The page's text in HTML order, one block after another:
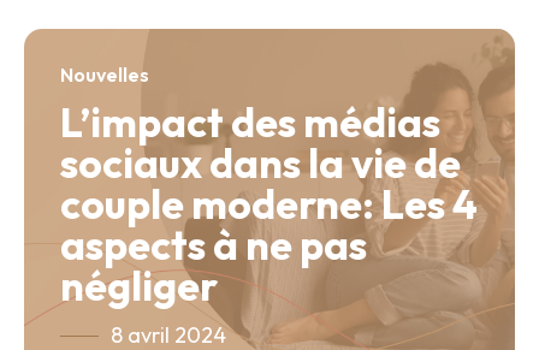
À propos
Nos services
Nos forfaits
Notre fonctionnement
Actualités
Contact
Débuter l’aventure
Nouvelles
L’impact des médias
sociaux dans la vie de
couple moderne: Les 4
aspects à ne pas
négliger
8 avril 2024